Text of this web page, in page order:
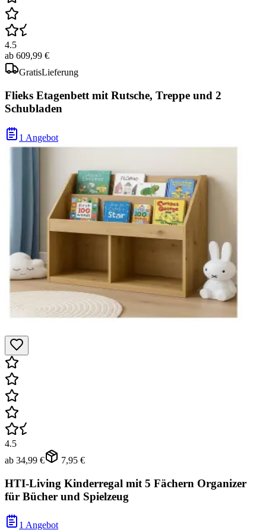
4.5
ab 609,99 €
GratisLieferung
Flieks Etagenbett mit Rutsche, Treppe und 2
Schubladen
1 Angebot
4.5
ab 34,99 € 7,95 €
HTI-Living Kinderregal mit 5 Fächern Organizer
für Bücher und Spielzeug
1 Angebot